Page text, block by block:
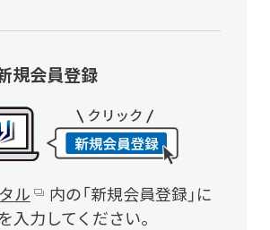
規会員登録
ル
内の「新規会員登録」に
入力してください。